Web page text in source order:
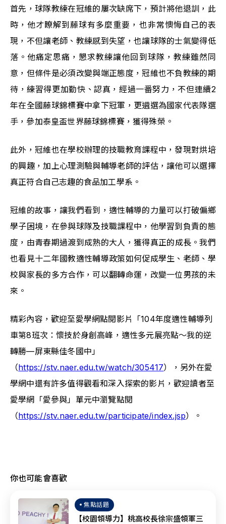
首先，球隊教練在冠維的屢次缺席下，預計將他退訓，此
時，他才瞭解到藤球有多麼重要，也非常懊悔自己的表
現，不但讓老師、教練感到失望，也讓球隊的士氣變得低
落。他痛定思痛，懇求教練讓他回到球隊，教練雖然同
意，但條件是必須改變與端正態度，冠維也不負教練的期
待，練習得更加勤快、認真，經過一番努力，不但連續2
年在全國藤球錦標賽中拿下冠軍，更遴選為國家代表隊選
手，參加泰皇盃世界藤球錦標賽，獲得殊榮。
此外，冠維也在學校辦理的技職教育課程中，發現對烘培
的興趣，加上心理測驗與輔導老師的評估，讓他可以選擇
真正符合自己志趣的食品加工學系。
冠維的故事，讓我們看到，適性輔導的力量可以打破偏鄉
學子困境，在參與球隊及技職課程中，他學習到負責的態
度，由青春期過渡到成熟的大人，獲得真正的成長。我們
也看見十二年國教適性輔導政策如何促成學生、老師、學
校與家長的多方合作，可以翻轉命運，改變一位男孩的未
來。
精彩內容，歡迎至愛學網點閱影片「104年度適性輔導列
車第8班次：懷技於身創高峰，適性多元展亮點～我的逆
轉勝—屏東縣佳冬國中」
（https://stv.naer.edu.tw/watch/305417），另外在愛
學網中還有許多值得觀看和深入探索的影片，歡迎讀者至
愛學網「愛參與」單元中瀏覽點閱
（https://stv.naer.edu.tw/participate/index.jsp）。
你也可能會喜歡
焦點話題
【校園領導力】桃高校長徐宗盛領軍三